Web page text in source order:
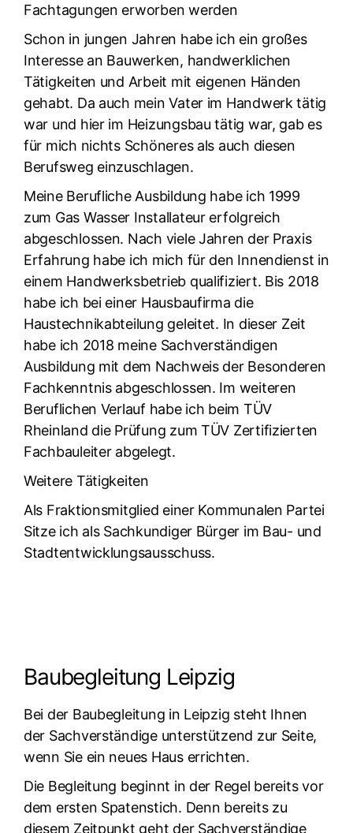
Fachtagungen erworben werden
Schon in jungen Jahren habe ich ein großes
Interesse an Bauwerken, handwerklichen
Tätigkeiten und Arbeit mit eigenen Händen
gehabt. Da auch mein Vater im Handwerk tätig
war und hier im Heizungsbau tätig war, gab es
für mich nichts Schöneres als auch diesen
Berufsweg einzuschlagen.
Meine Berufliche Ausbildung habe ich 1999
zum Gas Wasser Installateur erfolgreich
abgeschlossen. Nach viele Jahren der Praxis
Erfahrung habe ich mich für den Innendienst in
einem Handwerksbetrieb qualifiziert. Bis 2018
habe ich bei einer Hausbaufirma die
Haustechnikabteilung geleitet. In dieser Zeit
habe ich 2018 meine Sachverständigen
Ausbildung mit dem Nachweis der Besonderen
Fachkenntnis abgeschlossen. Im weiteren
Beruflichen Verlauf habe ich beim TÜV
Rheinland die Prüfung zum TÜV Zertifizierten
Fachbauleiter abgelegt.
Weitere Tätigkeiten
Als Fraktionsmitglied einer Kommunalen Partei
Sitze ich als Sachkundiger Bürger im Bau- und
Stadtentwicklungsausschuss.
Baubegleitung Leipzig
Bei der Baubegleitung in Leipzig steht Ihnen
der Sachverständige unterstützend zur Seite,
wenn Sie ein neues Haus errichten.
Die Begleitung beginnt in der Regel bereits vor
dem ersten Spatenstich. Denn bereits zu
diesem Zeitpunkt geht der Sachverständige